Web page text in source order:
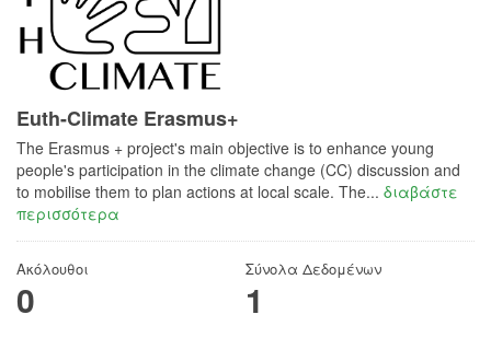
Euth-Climate Erasmus+
The Erasmus + project's main objective is to enhance young
people's participation in the climate change (CC) discussion and
to mobilise them to plan actions at local scale. The... διαβάστε
περισσότερα
Ακόλουθοι
0
Σύνολα Δεδομένων
1